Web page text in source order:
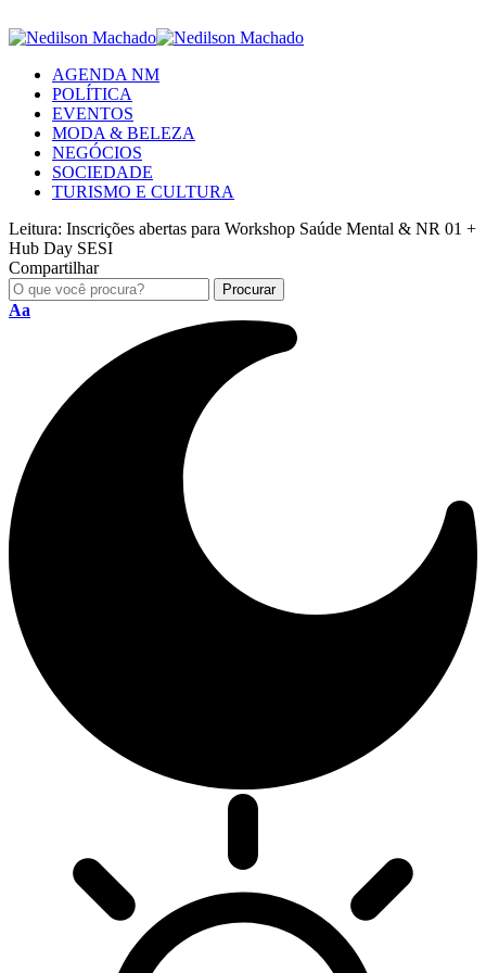
AGENDA NM
POLÍTICA
EVENTOS
MODA & BELEZA
NEGÓCIOS
SOCIEDADE
TURISMO E CULTURA
Leitura: Inscrições abertas para Workshop Saúde Mental & NR 01 +
Hub Day SESI
Compartilhar
Aa